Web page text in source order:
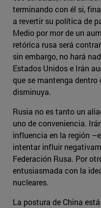
terminando con él si,
a revertir su política de
Medio por mor de un
retórica rusa será
sin embargo, no hará
Estados Unidos e Irán
que se mantenga dentro
disminuya.
Rusia no es tanto un
uno de conveniencia.
influencia en la región
intentar influir
Federación Rusa. Por
entusiasmada con la
nucleares.
La postura de China